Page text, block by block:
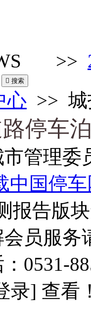
>>
 搜索
心 >>
停车
管理委
中国停车
报告版
员服务
0531-
录] 查看